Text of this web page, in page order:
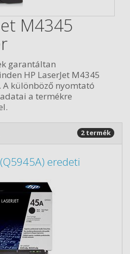
M4345
garantáltan
HP LaserJet M4345
A különböző nyomtató
a termékre
2 termék
eredeti